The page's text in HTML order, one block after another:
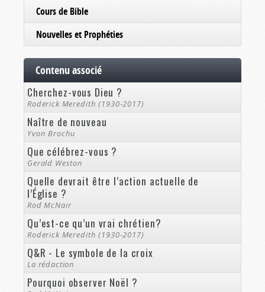
Cours de Bible
Nouvelles et Prophéties
Contenu associé
Cherchez-vous Dieu ?
Roderick Meredith (1930-2017)
Naître de nouveau
Yvon Brochu
Que célébrez-vous ?
Gerald Weston
Quelle devrait être l’action actuelle de
l’Église ?
Rod McNair
Qu’est-ce qu’un vrai chrétien?
Roderick Meredith (1930-2017)
Q&R - Le symbole de la croix
La rédaction
Pourquoi observer Noël ?